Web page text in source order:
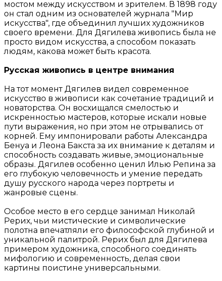
мостом между искусством и зрителем. В 1898 году
он стал одним из основателей журнала "Мир
искусства", где объединил лучших художников
своего времени. Для Дягилева живопись была не
просто видом искусства, а способом показать
людям, какова может быть красота.
Русская живопись в центре внимания
На тот момент Дягилев видел современное
искусство в живописи как сочетание традиций и
новаторства. Он восхищался смелостью и
искренностью мастеров, которые искали новые
пути выражения, но при этом не отрывались от
корней. Ему импонировали работы Александра
Бенуа и Леона Бакста за их внимание к деталям и
способность создавать живые, эмоциональные
образы. Дягилев особенно ценил Илью Репина за
его глубокую человечность и умение передать
душу русского народа через портреты и
жанровые сцены.
Особое место в его сердце занимал Николай
Рерих, чьи мистические и символические
полотна впечатляли его философской глубиной и
уникальной палитрой. Рерих был для Дягилева
примером художника, способного соединять
мифологию и современность, делая свои
картины поистине универсальными.